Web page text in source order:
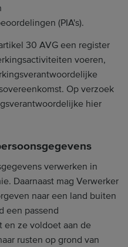
(PIA's).
30 AVG een register
voeren,
Op verzoek
hier
verwerken in
Daarnaast mag Verwerker
naar een land buiten
een passend
en ze voldoet aan de
rusten op grond van